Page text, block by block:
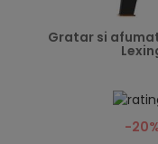
Gratar si
-